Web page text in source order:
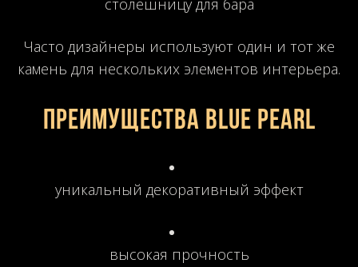
Часто дизайнеры используют один и тот же
камень для нескольких элементов интерьера.
Преимущества Blue Pearl
уникальный декоративный эффект
высокая прочность